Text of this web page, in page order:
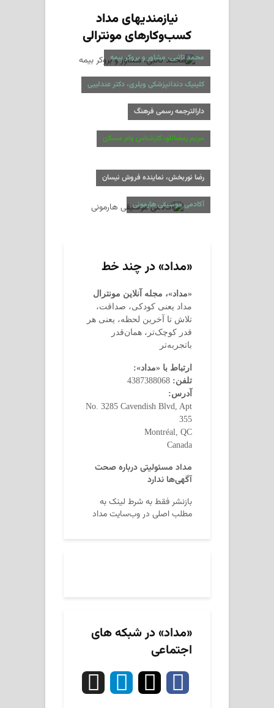
نیازمندیهای مداد
کسب‌وکارهای مونترالی
محمد تائبی، مشاور و بروکر بیمه
کلینیک دندانپزشکی ویلری، دکتر عندلیبی
دارالترجمه رسمی فرهنگ
مریم رمضانلو، کارشناس وام مسکن
رضا نوربخش، نماینده فروش نیسان
آکادمی موسیقی هارمونی
«مداد» در چند خط
«مداد»، مجله آنلاین مونترال
مداد یعنی کودکی، صداقت،
تلاش تا آخرین لحظه، یعنی هر
قدر کوچک‌تر، همان‌قدر
باتجربه‌تر
ارتباط با «مداد»:
تلفن:
آدرس:
No. 3285 Cavendish Blvd, Apt
355
Montréal, QC
Canada
مداد مسئولیتی درباره صحت
آگهی‌ها ندارد
بازنشر فقط به شرط لینک به
مطلب اصلی در وب‌سایت مداد
«مداد» در شبکه های
اجتماعی